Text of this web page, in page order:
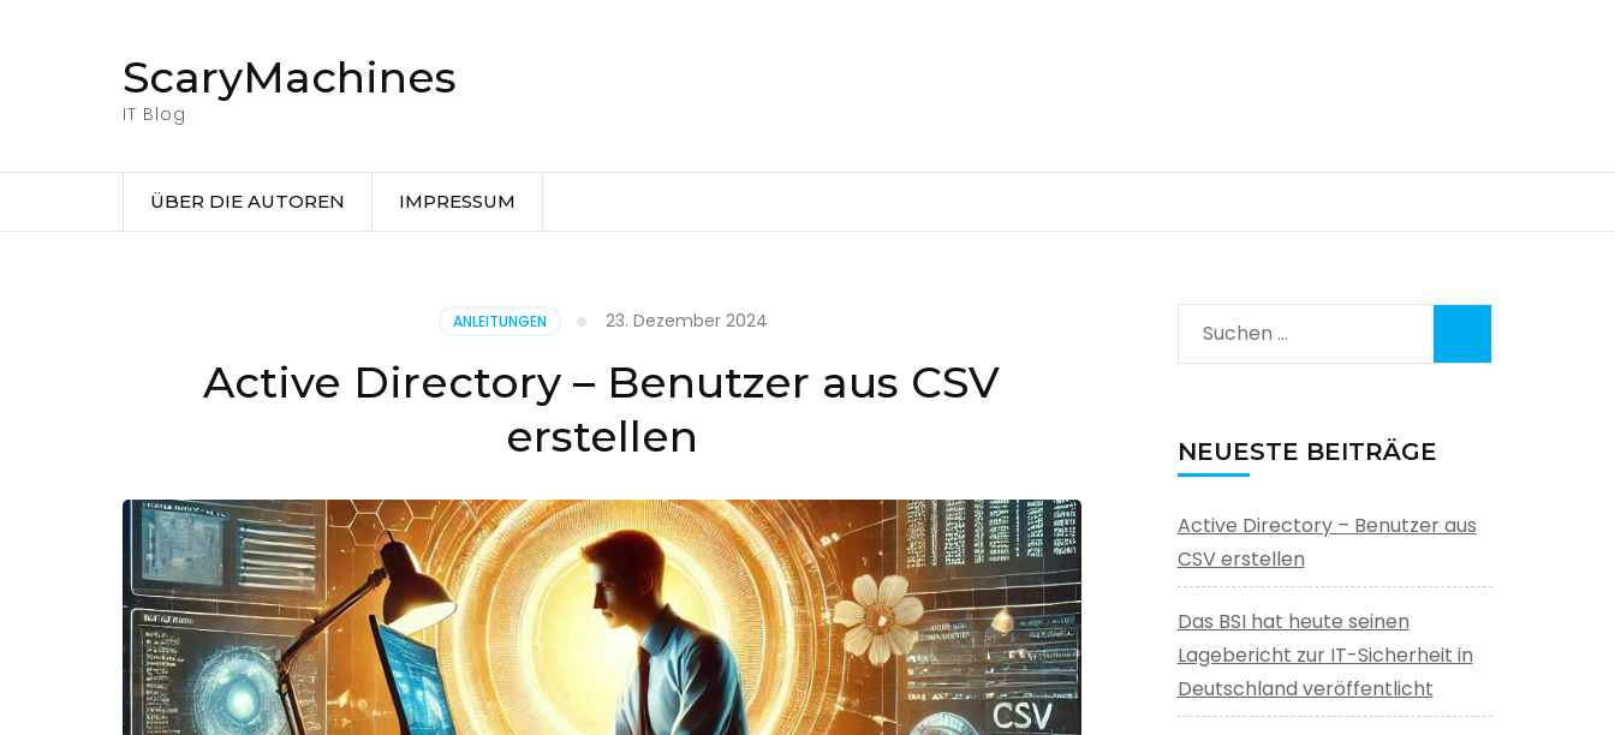
(Eingabetaste
ScaryMachines
IT Blog
ÜBER DIE AUTOREN IMPRESSUM
ANLEITUNGEN 23. Dezember 2024
Active Directory – Benutzer aus CSV
erstellen
Suchen
nach:
NEUESTE BEITRÄGE
Active Directory – Benutzer aus
CSV erstellen
Das BSI hat heute seinen
Lagebericht zur IT-Sicherheit in
Deutschland veröffentlicht